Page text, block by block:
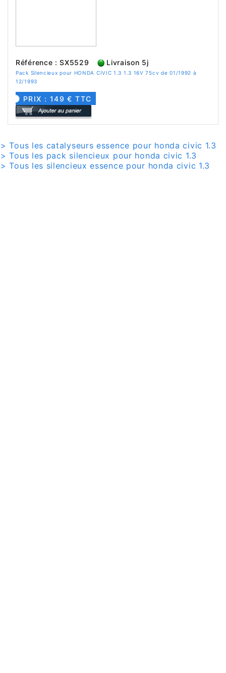
Référence : SX5529 Livraison 5j
Pack Silencieux pour HONDA CIVIC 1.3 1.3 16V 75cv de 01/1992 à
12/1993
PRIX : 149 € TTC
> Tous les catalyseurs essence pour honda civic 1.3
> Tous les pack silencieux pour honda civic 1.3
> Tous les silencieux essence pour honda civic 1.3